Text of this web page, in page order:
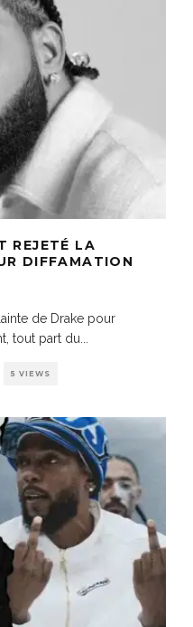
REJETÉ LA
DIFFAMATION
de Drake pour
tout part du
5 VIEWS